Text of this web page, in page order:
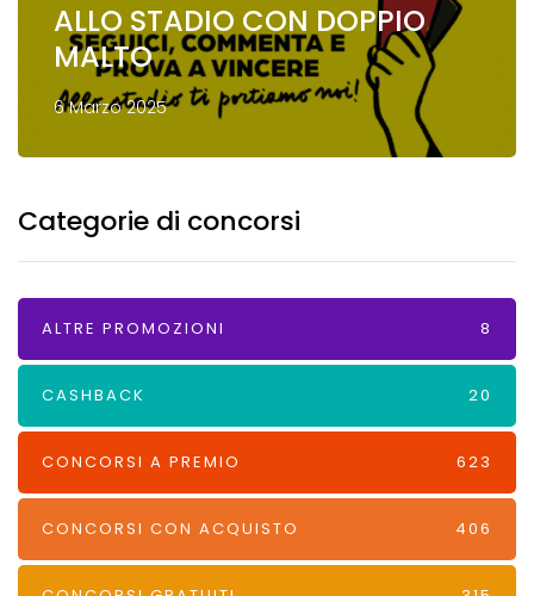
ALLO STADIO CON DOPPIO
MALTO
6 Marzo 2025
Categorie di concorsi
ALTRE PROMOZIONI 8
CASHBACK 20
CONCORSI A PREMIO 623
CONCORSI CON ACQUISTO 406